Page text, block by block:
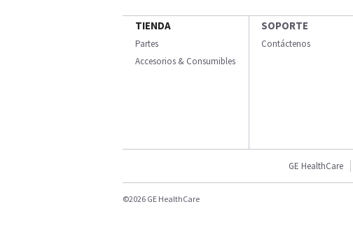
TIENDA
Partes
Accesorios & Consumibles
SOPORTE
Contáctenos
GE HealthCare
©2026 GE HealthCare